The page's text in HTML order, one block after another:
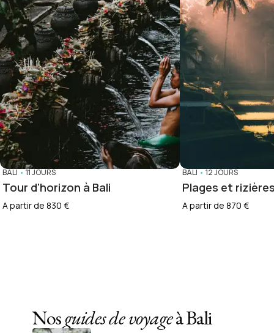
BALI•11 JOURS
Tour d'horizon à Bali
A partir de 830 €
BALI•12 JOURS
Plages et
A partir de 870 €
Nosguides de voyageà Bali